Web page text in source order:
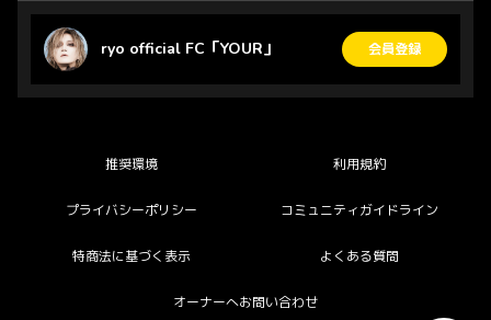
ryo official FC「YOUR」 会員登録
推奨環境 利用規約
プライバシーポリシー コミュニティガイドライン
特商法に基づく表示 よくある質問
オーナーへお問い合わせ